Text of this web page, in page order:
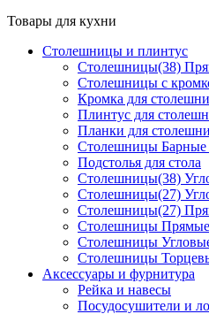
Товары для кухни
Столешницы и плинтус
Столешницы(38)
Столешницы с
Кромка для
Плинтус для
Планки для
Столешницы Барные
Подстолья для стола
Столешницы(38)
Столешницы(27)
Столешницы(27)
Столешницы
Столешницы
Столешницы
Аксессуары и фурнитура
Рейка и навесы
Посудосушители и